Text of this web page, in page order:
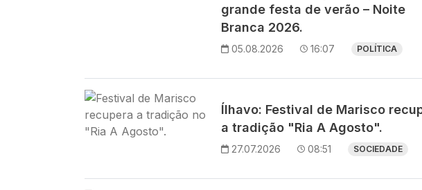
grande festa de verão – Noite
Branca 2026.
05.08.2026 16:07 POLÍTICA
Imagem
Ílhavo: Festival de Marisco
a tradição "Ria A Agosto".
27.07.2026 08:51 SOCIEDADE